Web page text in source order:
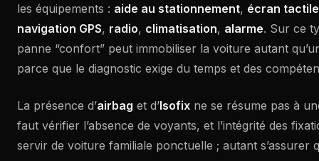
les équipements : aide au stationnement, écran tactile
navigation GPS, radio, climatisation, alarme. Sur ce
panne “confort” peut immobiliser la voiture autant
parce que le diagnostic exige du temps et des
La présence d’airbag et d’Isofix ne se résume pas à
faut vérifier l’absence de voyants, et l’intégrité des
servir de voiture familiale ponctuelle ; autant s’assurer